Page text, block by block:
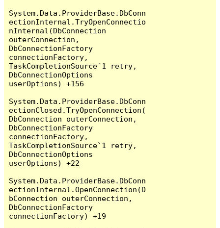
System.Data.ProviderBase.DbConn
ectionInternal.TryOpenConnectio
nInternal(DbConnection
outerConnection,
DbConnectionFactory
connectionFactory,
TaskCompletionSource`1 retry,
DbConnectionOptions
userOptions) +156
System.Data.ProviderBase.DbConn
ectionClosed.TryOpenConnection(
DbConnection outerConnection,
DbConnectionFactory
connectionFactory,
TaskCompletionSource`1 retry,
DbConnectionOptions
userOptions) +22
System.Data.ProviderBase.DbConn
ectionInternal.OpenConnection(D
bConnection outerConnection,
DbConnectionFactory
connectionFactory) +19